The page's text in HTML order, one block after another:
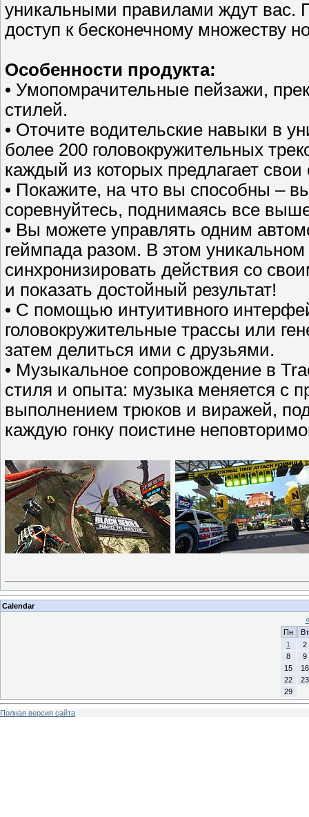
уникальными правилами ждут вас.
доступ к бесконечному множеству
Особенности продукта:
• Умопомрачительные пейзажи,
стилей.
• Оточите водительские навыки в
более 200 головокружительных
каждый из которых предлагает
• Покажите, на что вы способны –
соревнуйтесь, поднимаясь все
• Вы можете управлять одним
геймпада разом. В этом
синхронизировать действия со
и показать достойный результат!
• С помощью интуитивного
головокружительные трассы или
затем делиться ими с друзьями.
• Музыкальное сопровождение в
стиля и опыта: музыка меняется с
выполнением трюков и виражей,
каждую гонку поистине
Calendar
«
Пн
Вт
1
2
8
9
15
16
22
23
29
Полная версия сайта